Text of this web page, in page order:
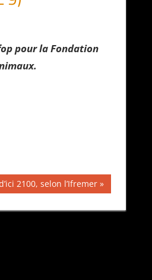
pour la Fondation
2100, selon l’Ifremer